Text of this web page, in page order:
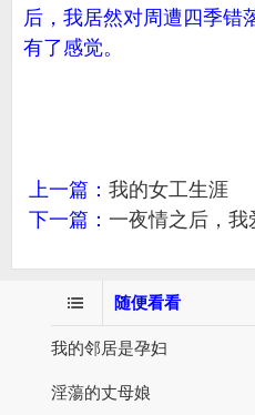
后，我居然对周遭四季错
有了感觉。
上一篇： 我的女工生涯
下一篇： 一夜情之后，
随便看看
我的邻居是孕妇
淫蕩的丈母娘